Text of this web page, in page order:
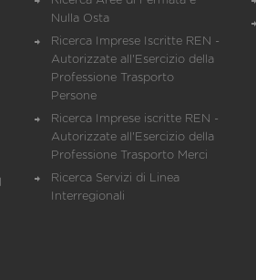
Nulla Osta
Ricerca Imprese Iscritte REN -
Autorizzate all'Esercizio della
Professione Trasporto
Persone
Ricerca Imprese iscritte REN -
Autorizzate all'Esercizio della
Professione Trasporto Merci
Ricerca Servizi di Linea
Interregionali